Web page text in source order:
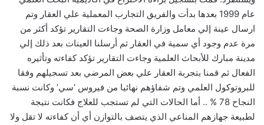
عام 1999 بعدها بدأت والفريق التجارب المعملية علي العقار وتم
ارسال عينة إلي معامل وزارة الصحة وجاءت التقارير تؤكد أكثر من
مرة عدم وجود أي سمية في العقار ثم أرسلنا العينات بعد ذلك إلي
مدينة مبارك للأبحاث العلمية وجاءت التقارير تؤكد كفاءته وتأثيره
الفعال ثم قمنا بتجربة العقار علي بعض المرضي بعد تسجيلهم وفقا
للبروتوكول العلمي وتم شفاؤهم نهائيا من فيروس ‘سي’ وكانت نسبة
النجاح 78 % .. أما الحالات التي لم تستجب للعلاج فكانت نتيجة
لطبيعة جهازهم المناعي الذي يتصف بالتوازن أي أن كفاءته لا تقل ولا